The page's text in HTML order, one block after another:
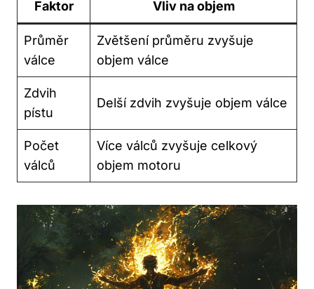
Faktor Vliv na objem
Průměr
⁢válce
Zvětšení průměru zvyšuje
objem válce
Zdvih
pístu
Delší zdvih zvyšuje objem válce
Počet
válců
Více válců zvyšuje celkový‍
objem motoru